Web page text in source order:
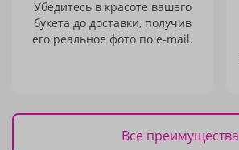
Убедитесь в красоте вашего
букета до доставки, получив
его реальное фото по e-mail.
Все преимущества